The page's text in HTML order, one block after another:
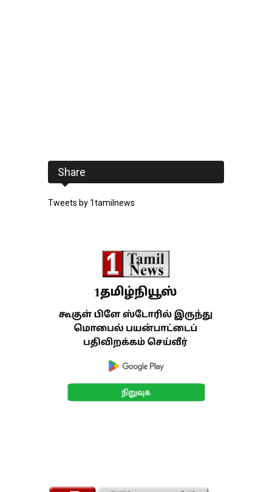
Share
Tweets by 1tamilnews